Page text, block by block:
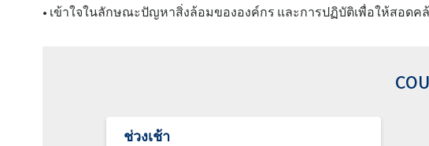
• เข้าใจในลักษณะปัญหาสิ่งล้อมขององค์กร และการปฏิบัติเพื่อให้สอด
ช่วงเช้า